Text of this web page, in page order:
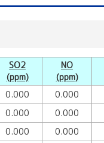
SO2
(ppm)
NO
(ppm)
0.000 0.000
0.000 0.000
0.000 0.000